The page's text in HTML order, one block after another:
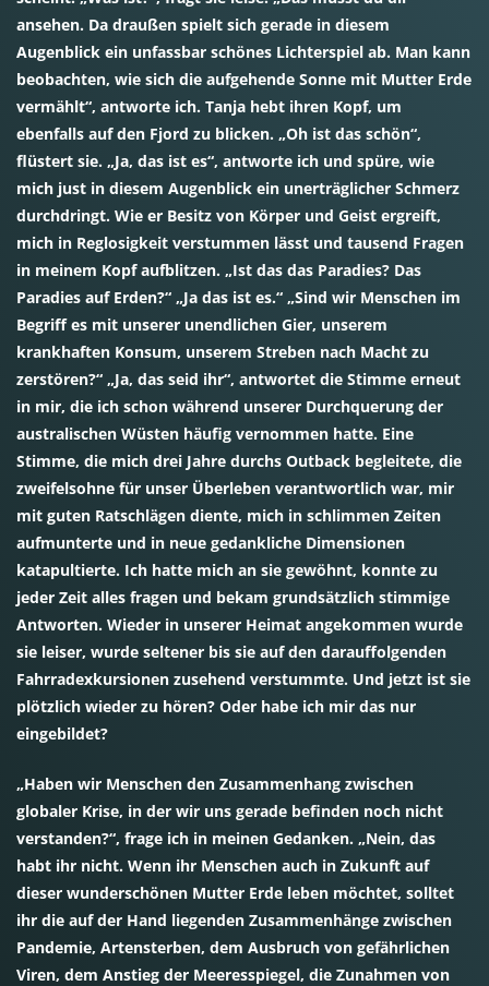
ansehen. Da draußen spielt sich gerade in diesem
Augenblick ein unfassbar schönes Lichterspiel ab. Man kann
beobachten, wie sich die aufgehende Sonne mit Mutter Erde
vermählt“, antworte ich. Tanja hebt ihren Kopf, um
ebenfalls auf den Fjord zu blicken. „Oh ist das schön“,
flüstert sie. „Ja, das ist es“, antworte ich und spüre, wie
mich just in diesem Augenblick ein unerträglicher Schmerz
durchdringt. Wie er Besitz von Körper und Geist ergreift,
mich in Reglosigkeit verstummen lässt und tausend Fragen
in meinem Kopf aufblitzen. „Ist das das Paradies? Das
Paradies auf Erden?“ „Ja das ist es.“ „Sind wir Menschen im
Begriff es mit unserer unendlichen Gier, unserem
krankhaften Konsum, unserem Streben nach Macht zu
zerstören?“ „Ja, das seid ihr“, antwortet die Stimme erneut
in mir, die ich schon während unserer Durchquerung der
australischen Wüsten häufig vernommen hatte. Eine
Stimme, die mich drei Jahre durchs Outback begleitete, die
zweifelsohne für unser Überleben verantwortlich war, mir
mit guten Ratschlägen diente, mich in schlimmen Zeiten
aufmunterte und in neue gedankliche Dimensionen
katapultierte. Ich hatte mich an sie gewöhnt, konnte zu
jeder Zeit alles fragen und bekam grundsätzlich stimmige
Antworten. Wieder in unserer Heimat angekommen wurde
sie leiser, wurde seltener bis sie auf den darauffolgenden
Fahrradexkursionen zusehend verstummte. Und jetzt ist sie
plötzlich wieder zu hören? Oder habe ich mir das nur
eingebildet?
„Haben wir Menschen den Zusammenhang zwischen
globaler Krise, in der wir uns gerade befinden noch nicht
verstanden?“, frage ich in meinen Gedanken. „Nein, das
habt ihr nicht. Wenn ihr Menschen auch in Zukunft auf
dieser wunderschönen Mutter Erde leben möchtet, solltet
ihr die auf der Hand liegenden Zusammenhänge zwischen
Pandemie, Artensterben, dem Ausbruch von gefährlichen
Viren, dem Anstieg der Meeresspiegel, die Zunahmen von